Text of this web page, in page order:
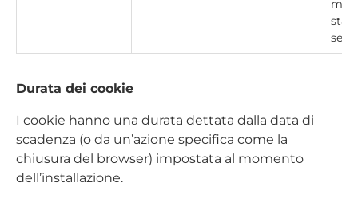
Durata dei cookie
I cookie hanno una durata dettata dalla data di
scadenza (o da un’azione specifica come la
chiusura del browser) impostata al momento
dell’installazione.